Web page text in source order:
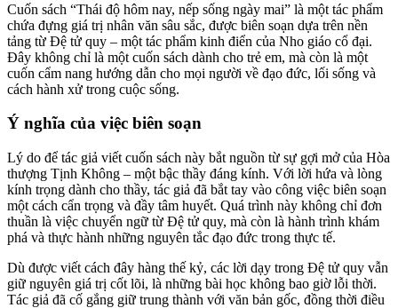
Cuốn sách “Thái độ hôm nay, nếp sống ngày mai” là một tác phẩm
chứa đựng giá trị nhân văn sâu sắc, được biên soạn dựa trên nền
tảng từ Đệ tử quy – một tác phẩm kinh điển của Nho giáo cổ đại.
Đây không chỉ là một cuốn sách dành cho trẻ em, mà còn là một
cuốn cẩm nang hướng dẫn cho mọi người về đạo đức, lối sống và
cách hành xử trong cuộc sống.
Ý nghĩa của việc biên soạn
Lý do để tác giả viết cuốn sách này bắt nguồn từ sự gợi mở của Hòa
thượng Tịnh Không – một bậc thầy đáng kính. Với lời hứa và lòng
kính trọng dành cho thầy, tác giả đã bắt tay vào công việc biên soạn
một cách cẩn trọng và đầy tâm huyết. Quá trình này không chỉ đơn
thuần là việc chuyển ngữ từ Đệ tử quy, mà còn là hành trình khám
phá và thực hành những nguyên tắc đạo đức trong thực tế.
Dù được viết cách đây hàng thế kỷ, các lời dạy trong Đệ tử quy vẫn
giữ nguyên giá trị cốt lõi, là những bài học không bao giờ lỗi thời.
Tác giả đã cố gắng giữ trung thành với văn bản gốc, đồng thời điều